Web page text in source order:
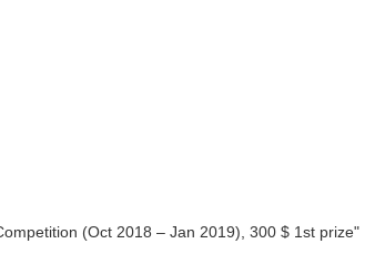
(Oct 2018 – Jan 2019), 300 $ 1st prize"